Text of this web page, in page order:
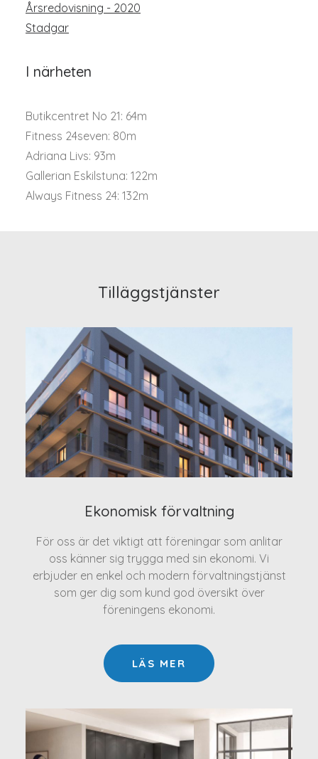
Årsredovisning - 2020
Stadgar
I närheten
Butikcentret No 21: 64m
Fitness 24seven: 80m
Adriana Livs: 93m
Gallerian Eskilstuna: 122m
Always Fitness 24: 132m
Tilläggstjänster
Ekonomisk förvaltning
För oss är det viktigt att föreningar som anlitar
oss känner sig trygga med sin ekonomi. Vi
erbjuder en enkel och modern förvaltningstjänst
som ger dig som kund god översikt över
föreningens ekonomi.
LÄS MER